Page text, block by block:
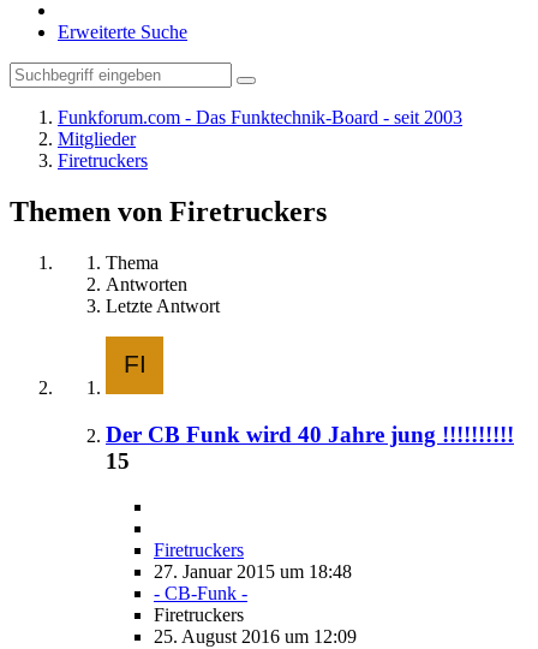
Erweiterte Suche
Funkforum.com - Das Funktechnik-Board - seit 2003
Mitglieder
Firetruckers
Themen von Firetruckers
Thema
Antworten
Letzte Antwort
Der CB Funk wird 40 Jahre jung !!!!!!!!!!
15
Firetruckers
27. Januar 2015 um 18:48
- CB-Funk -
Firetruckers
25. August 2016 um 12:09